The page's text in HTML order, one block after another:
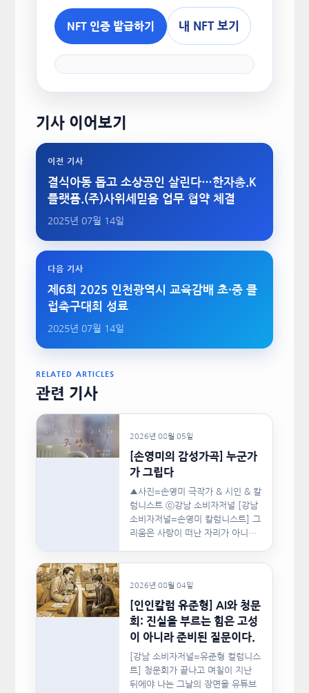
NFT 인증 발급하기 내 NFT 보기
기사 이어보기
이전 기사
결식아동 돕고 소상공인 살린다…한자총.K
플랫폼.(주)사위세믿음 업무 협약 체결
2025년 07월 14일
다음 기사
제6회 2025 인천광역시 교육감배 초·중 클
럽축구대회 성료
2025년 07월 14일
RELATED ARTICLES
관련 기사
2026년 08월 05일
[손영미의 감성가곡] 누군가
가 그립다
▲사진=손영미 극작가 & 시인 & 칼
럼니스트 ⓒ강남 소비자저널 [강남
소비자저널=손영미 칼럼니스트] 그
리움은 사랑이 떠난 자리가 아니라,
2026년 08월 04일
[인인칼럼 유준형] AI와 청문
회: 진실을 부르는 힘은 고성
이 아니라 준비된 질문이다.
[강남 소비자저널=유준형 컬럼니스
트] 청문회가 끝나고 며칠이 지난
뒤에야 나는 그날의 장면을 유튜브